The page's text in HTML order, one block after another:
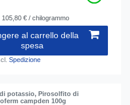
105,80 € / chilogrammo
al carrello della
spesa
Spedizione
potassio, Pirosolfito di
campden 100g